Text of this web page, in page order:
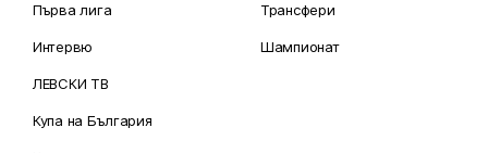
Първа лига
Интервю
ЛЕВСКИ ТВ
Купа на България
Трансфери
Шампионат